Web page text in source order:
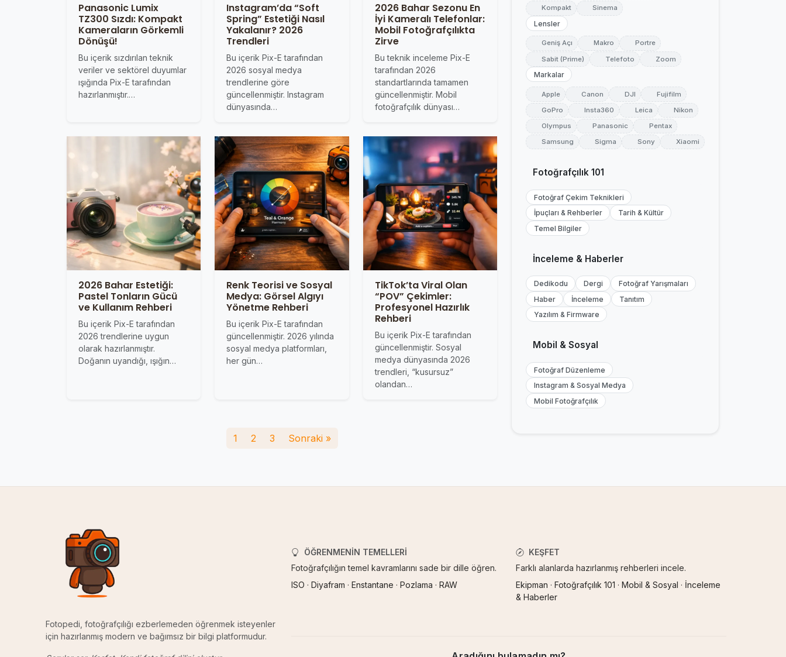
Panasonic Lumix
TZ300 Sızdı: Kompakt
Kameraların Görkemli
Dönüşü!
Bu içerik sızdırılan teknik
veriler ve sektörel duyumlar
ışığında Pix-E tarafından
hazırlanmıştır.…
Instagram’da “Soft
Spring” Estetiği Nasıl
Yakalanır? 2026
Trendleri
Bu içerik Pix-E tarafından
2026 sosyal medya
trendlerine göre
güncellenmiştir. Instagram
dünyasında…
2026 Bahar Sezonu En
İyi Kameralı Telefonlar:
Mobil Fotoğrafçılıkta
Zirve
Bu teknik inceleme Pix-E
tarafından 2026
standartlarında tamamen
güncellenmiştir. Mobil
fotoğrafçılık dünyası…
2026 Bahar Estetiği:
Pastel Tonların Gücü
ve Kullanım Rehberi
Bu içerik Pix-E tarafından
2026 trendlerine uygun
olarak hazırlanmıştır.
Doğanın uyandığı, ışığın…
Renk Teorisi ve Sosyal
Medya: Görsel Algıyı
Yönetme Rehberi
Bu içerik Pix-E tarafından
güncellenmiştir. 2026 yılında
sosyal medya platformları,
her gün…
TikTok’ta Viral Olan
“POV” Çekimler:
Profesyonel Hazırlık
Rehberi
Bu içerik Pix-E tarafından
güncellenmiştir. Sosyal
medya dünyasında 2026
trendleri, “kusursuz”
olandan…
1 2 3 Sonraki »
Kompakt
Sinema
Lensler
Geniş Açı Makro
Portre
Sabit (Prime)
Telefoto Zoom
Markalar
Apple Canon DJI
Fujifilm
GoPro
Insta360 Leica
Nikon
Olympus
Panasonic
Pentax
Samsung
Sigma Sony Xiaomi
Fotoğrafçılık 101
Fotoğraf Çekim Teknikleri
İpuçları & Rehberler
Tarih & Kültür
Temel Bilgiler
İnceleme & Haberler
Dedikodu Dergi
Fotoğraf Yarışmaları
Haber
İnceleme
Tanıtım
Yazılım & Firmware
Mobil & Sosyal
Fotoğraf Düzenleme
Instagram & Sosyal Medya
Mobil Fotoğrafçılık
Fotopedi, fotoğrafçılığı ezberlemeden öğrenmek isteyenler
için hazırlanmış modern ve bağımsız bir bilgi platformudur.
ÖĞRENMENIN TEMELLERI
Fotoğrafçılığın temel kavramlarını sade bir dille öğren.
ISO · Diyafram · Enstantane · Pozlama · RAW
KEŞFET
Farklı alanlarda hazırlanmış rehberleri incele.
Ekipman · Fotoğrafçılık 101 · Mobil & Sosyal · İnceleme
& Haberler